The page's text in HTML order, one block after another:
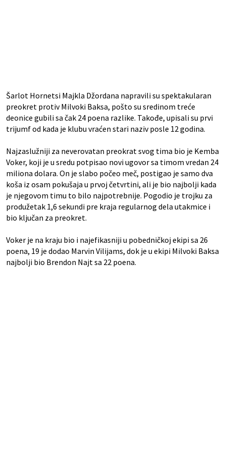
Šarlot Hornetsi Majkla Džordana napravili su spektakularan
preokret protiv Milvoki Baksa, pošto su sredinom treće
deonice gubili sa čak 24 poena razlike. Takođe, upisali su prvi
trijumf od kada je klubu vraćen stari naziv posle 12 godina.
Najzaslužniji za neverovatan preokrat svog tima bio je Kemba
Voker, koji je u sredu potpisao novi ugovor sa timom vredan 24
miliona dolara. On je slabo počeo meč, postigao je samo dva
koša iz osam pokušaja u prvoj četvrtini, ali je bio najbolji kada
je njegovom timu to bilo najpotrebnije. Pogodio je trojku za
produžetak 1,6 sekundi pre kraja regularnog dela utakmice i
bio ključan za preokret.
Voker je na kraju bio i najefikasniji u pobedničkoj ekipi sa 26
poena, 19 je dodao Marvin Vilijams, dok je u ekipi Milvoki Baksa
najbolji bio Brendon Najt sa 22 poena.